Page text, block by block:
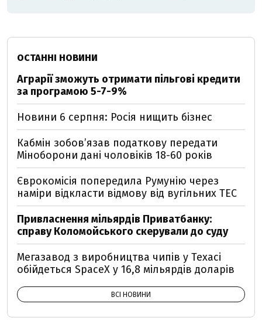
ОСТАННІ НОВИНИ
Аграрії зможуть отримати пільгові кредити
за програмою 5-7-9%
Новини 6 серпня: Росія нищить бізнес
Кабмін зобовʼязав податкову передати
Міноборони дані чоловіків 18-60 років
Єврокомісія попередила Румунію через
наміри відкласти відмову від вугільних ТЕС
Привласнення мільярдів Приватбанку:
справу Коломойського скерували до суду
Мегазавод з виробництва чипів у Техасі
обійдеться SpaceX у 16,8 мільярдів доларів
ВСІ НОВИНИ